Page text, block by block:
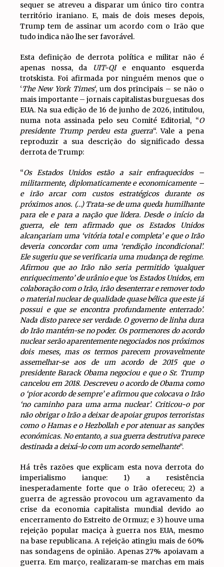
sequer se atreveu a disparar um único tiro contra
território iraniano. E, mais de dois meses depois,
Trump tem de assinar um acordo com o Irão que
tudo indica não lhe ser favorável.
Esta definição de derrota política e militar não é
apenas nossa, da UIT-QIe enquanto esquerda
trotskista. Foi afirmada por ninguém menos que o
‘The New York Times‘, um dos principais – se não o
mais importante – jornais capitalistas burguesas dos
EUA. Na sua edição de 16 de junho de 2026, intitulou,
numa nota assinada pelo seu Comité Editorial, “O
presidente Trump perdeu esta guerra“. Vale a pena
reproduzir a sua descrição do significado dessa
derrota de Trump:
“Os Estados Unidos estão a sair enfraquecidos –
militarmente, diplomaticamente e economicamente –
e irão arcar com custos estratégicos durante os
próximos anos. (…) Trata-se de uma queda humilhante
para ele e para a nação que lidera. Desde o início da
guerra, ele tem afirmado que os Estados Unidos
alcançariam uma ‘vitória total e completa’ e que o Irão
deveria concordar com uma ‘rendição incondicional’.
Ele sugeriu que se verificaria uma mudança de regime.
Afirmou que ao Irão não seria permitido ‘qualquer
enriquecimento’ de urânio e que ‘os Estados Unidos, em
colaboração com o Irão, irão desenterrar e remover todo
o material nuclear de qualidade quase bélica que este já
possui e que se encontra profundamente enterrado’.
Nada disto parece ser verdade. O governo de linha dura
do Irão mantém-se no poder. Os pormenores do acordo
nuclear serão aparentemente negociados nos próximos
dois meses, mas os termos parecem provavelmente
assemelhar-se aos de um acordo de 2015 que o
presidente Barack Obama negociou e que o Sr. Trump
cancelou em 2018. Descreveu o acordo de Obama como
o ‘pior acordo de sempre’ e afirmou que colocava o Irão
‘no caminho para uma arma nuclear’. Criticou-o por
não obrigar o Irão a deixar de apoiar grupos terroristas
como o Hamas e o Hezbollah e por atenuar as sanções
económicas. No entanto, a sua guerra destrutiva parece
destinada a deixá-lo com um acordo semelhante“.
Há três razões que explicam esta nova derrota do
imperialismo ianque: 1) a resistência
inesperadamente forte que o Irão ofereceu; 2) a
guerra de agressão provocou um agravamento da
crise da economia capitalista mundial devido ao
encerramento do Estreito de Ormuz; e 3) houve uma
rejeição popular maciça à guerra nos EUA, mesmo
na base republicana. A rejeição atingiu mais de 60%
nas sondagens de opinião. Apenas 27% apoiavam a
guerra. Em março, realizaram-se marchas em mais